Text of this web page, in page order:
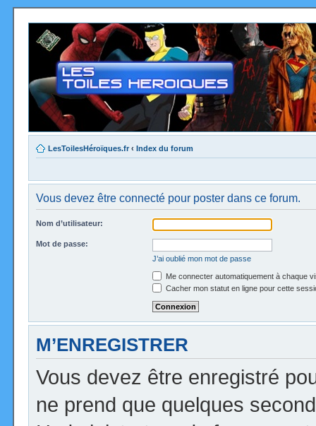
LesToilesHéroïques.fr ‹ Index du forum
Vous devez être connecté pour poster dans ce forum.
Nom d’utilisateur:
Mot de passe:
J’ai oublié mon mot de passe
Me connecter automatiquement à chaque
Cacher mon statut en ligne pour cette
M’ENREGISTRER
Vous devez être enregistré
ne prend que quelques